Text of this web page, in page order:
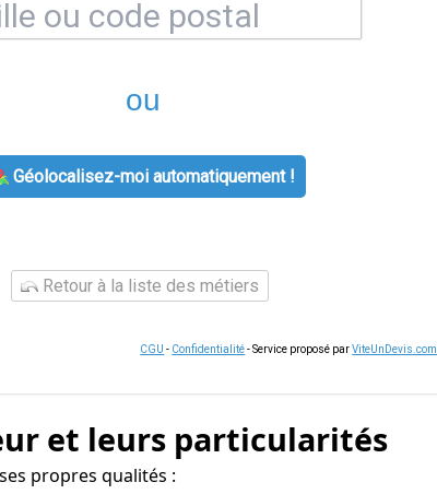
ou
Géolocalisez-moi automatiquement !
Retour à la liste des métiers
CGU - Confidentialité- Service proposé parViteUnDevis.com
et leurs particularités
propres qualités :